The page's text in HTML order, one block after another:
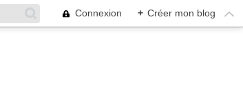
Connexion + Créer mon blog